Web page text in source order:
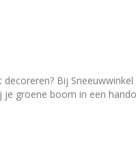
Bij
groene boom in een